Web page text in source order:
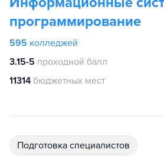
программирование
595 колледжей
3.15-5 проходной балл
11314 бюджетных мест
подготовка специалистов